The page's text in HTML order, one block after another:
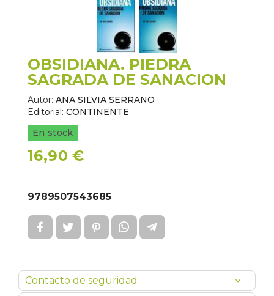
OBSIDIANA. PIEDRA
SAGRADA DE SANACION
Autor: ANA SILVIA SERRANO
Editorial: CONTINENTE
En stock
16,90 €
9789507543685
Contacto de seguridad